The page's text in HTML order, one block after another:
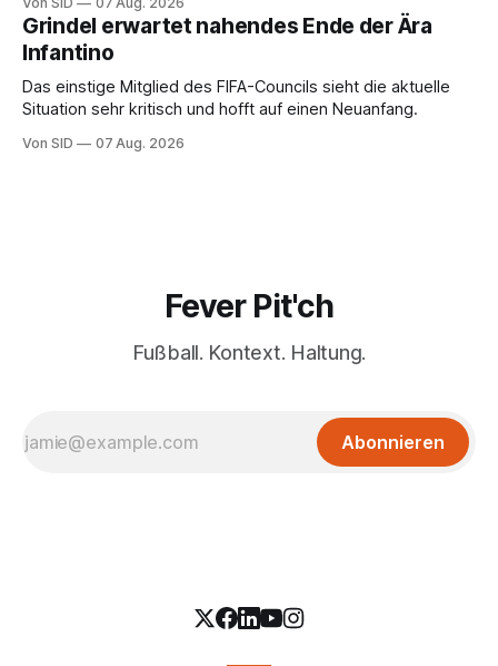
Grindel erwartet nahendes Ende der Ära
Infantino
Das einstige Mitglied des FIFA-Councils sieht die aktuelle
Situation sehr kritisch und hofft auf einen Neuanfang.
Von SID 07 Aug. 2026
Fever Pit'ch
Fußball. Kontext. Haltung.
Abonnieren